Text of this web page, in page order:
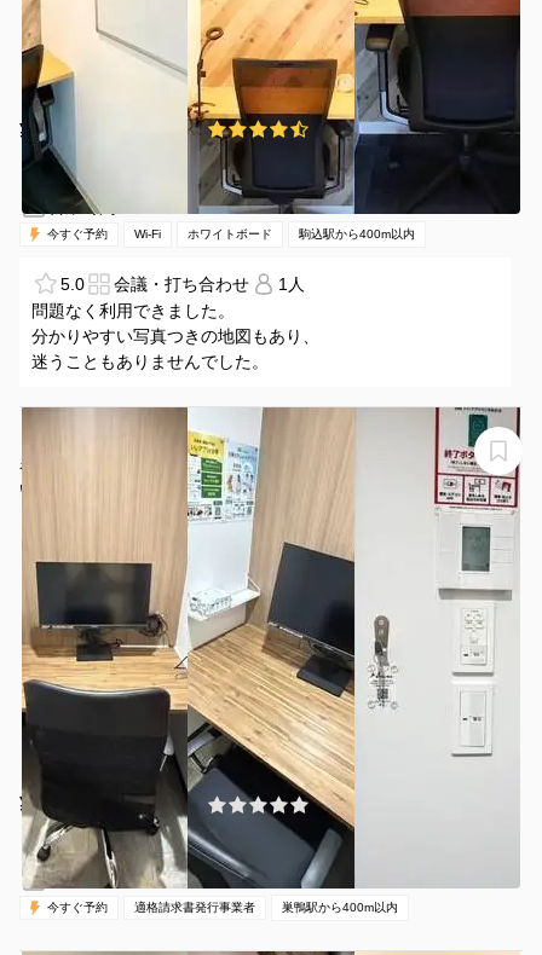
¥350 〜 ¥350 /時間 4.7 (11件)
駒込駅 徒歩3分
東京都北区中里1-4-6
1時間〜
営業時間：
07:00-24:00（全日）
今すぐ予約 Wi-Fi ホワイトボード 駒込駅から400m以内
5.0 会議・打ち合わせ
1人
問題なく利用できました。
分かりやすい写真つきの地図もあり、
迷うこともありませんでした。
【巣鴨駅から徒歩1分】モニター・フリードリンク付き1
名個室（ブース3）
いいオフィス巣鴨
¥220 〜 ¥440 /時間
(0件)
巣鴨駅 徒歩1分東京都豊島区巣鴨2-5-2
営業時間： 05:00-24:00（全日）
今すぐ予約 適格請求書発行事業者 巣鴨駅から400m以内